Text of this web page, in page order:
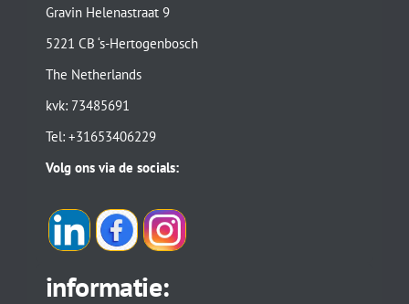
Gravin Helenastraat 9
5221 CB ‘s-Hertogenbosch
The Netherlands
kvk: 73485691
Tel: +31653406229
Volg ons via de socials:
informatie: